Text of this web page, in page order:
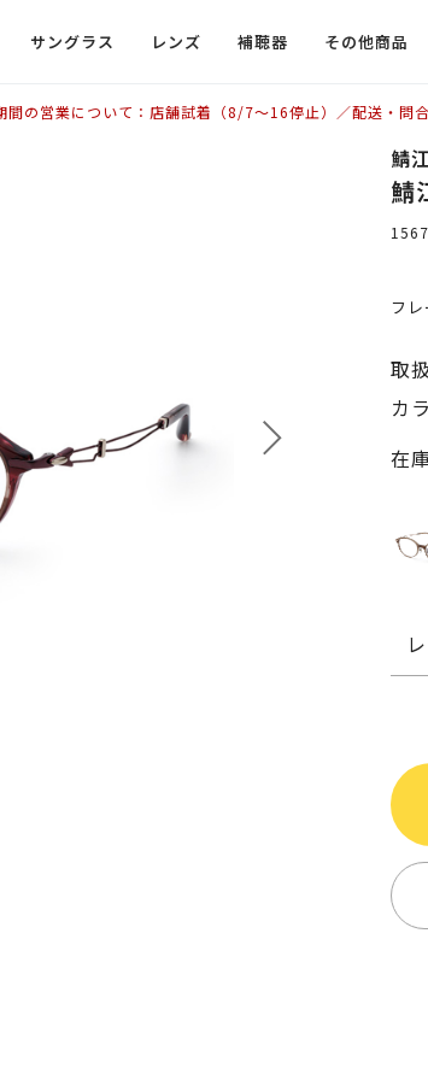
サングラス レンズ 補聴器 その他商品
間の営業について：店舗試着（8/7〜16停止）／配送・問
鯖
鯖
フレ
取
カ
在